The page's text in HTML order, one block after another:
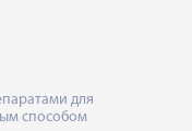
для
способом